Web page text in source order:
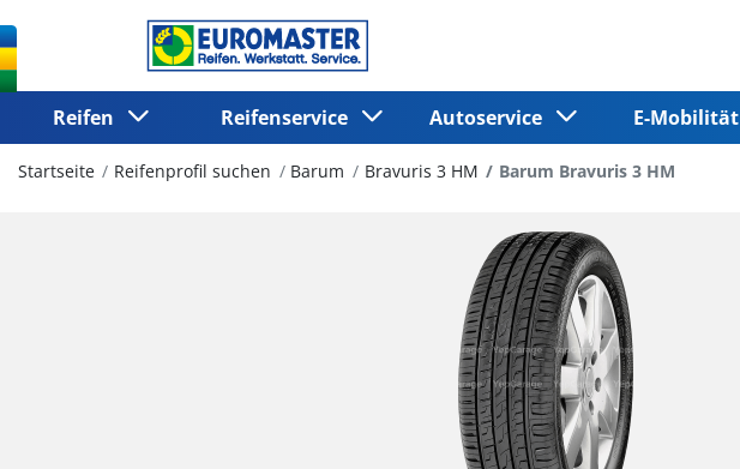
Reifen Reifenservice Autoservice E-Mobilität
Startseite Reifenprofil suchen Barum Bravuris 3 HM Barum Bravuris 3 HM